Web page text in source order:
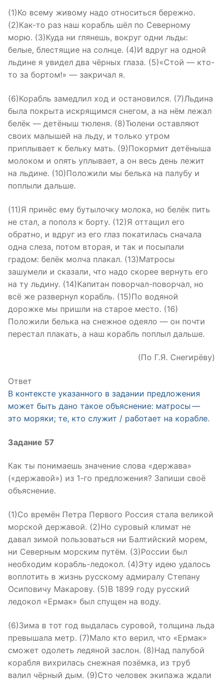
(1)Ко всему живому надо относиться бережно.
(2)Как-то раз наш корабль шёл по Северному
морю. (3)Куда ни глянешь, вокруг одни льды:
белые, блестящие на солнце. (4)И вдруг на одной
льдине я увидел два чёрных глаза. (5)«Стой — кто-
то за бортом!» — закричал я.
(6)Корабль замедлил ход и остановился. (7)Льдина
была покрыта искрящимся снегом, а на нём лежал
белёк — детёныш тюленя. (8)Тюлени оставляют
своих малышей на льду, и только утром
приплывает к бельку мать. (9)Покормит детёныша
молоком и опять уплывает, а он весь день лежит
на льдине. (10)Положили мы белька на палубу и
поплыли дальше.
(11)Я принёс ему бутылочку молока, но белёк пить
не стал, а пополз к борту. (12)Я оттащил его
обратно, и вдруг из его глаз покатилась сначала
одна слеза, потом вторая, и так и посыпали
градом: белёк молча плакал. (13)Матросы
зашумели и сказали, что надо скорее вернуть его
на ту льдину. (14)Капитан поворчал-поворчал, но
всё же развернул корабль. (15)По водяной
дорожке мы пришли на старое место. (16)
Положили белька на снежное одеяло — он почти
перестал плакать, а наш корабль поплыл дальше.
(По Г.Я. Снегирёву)
Ответ
В контексте указанного в задании предложения
может быть дано такое объяснение: матросы —
это моряки; те, кто служит / работает на корабле.
Задание 57
Как ты понимаешь значение слова «держава»
(«державой») из 1-го предложения? Запиши своё
объяснение.
(1)Со времён Петра Первого Россия стала великой
морской державой. (2)Но суровый климат не
давал зимой пользоваться ни Балтийский морем,
ни Северным морским путём. (3)России был
необходим корабль-ледокол. (4)Эту идею удалось
воплотить в жизнь русскому адмиралу Степану
Осиповичу Макарову. (5)В 1899 году русский
ледокол «Ермак» был спущен на воду.
(6)Зима в тот год выдалась суровой, толщина льда
превышала метр. (7)Мало кто верил, что «Ермак»
сможет одолеть ледяной заслон. (8)Над палубой
корабля вихрилась снежная позёмка, из труб
валил чёрный дым. (9)Сто человек экипажа ждали